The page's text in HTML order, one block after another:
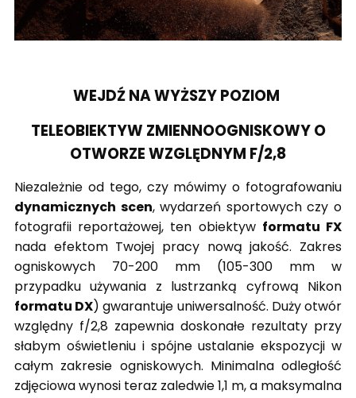
WEJDŹ NA WYŻSZY POZIOM
TELEOBIEKTYW ZMIENNOOGNISKOWY O
OTWORZE WZGLĘDNYM F/2,8
Niezależnie od tego, czy mówimy o fotografowaniu
dynamicznych scen, wydarzeń sportowych czy o
fotografii reportażowej, ten obiektyw formatu FX
nada efektom Twojej pracy nową jakość. Zakres
ogniskowych 70-200 mm (105-300 mm w
przypadku używania z lustrzanką cyfrową Nikon
formatu DX) gwarantuje uniwersalność. Duży otwór
względny f/2,8 zapewnia doskonałe rezultaty przy
słabym oświetleniu i spójne ustalanie ekspozycji w
całym zakresie ogniskowych. Minimalna odległość
zdjęciowa wynosi teraz zaledwie 1,1 m, a maksymalna